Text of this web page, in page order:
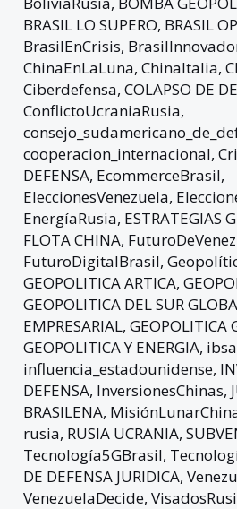
BRASIL LO SUPERO, BRASIL
BrasilEnCrisis,
ChinaEnLaLuna,ChinaItalia,
Ciberdefensa,COLAPSO DE
ConflictoUcraniaRusia,
cooperacion_internacional,
DEFENSA, EcommerceBrasil,
EleccionesVenezuela,
EnergíaRusia, ESTRATEGIAS
FLOTA CHINA,
FuturoDigitalBrasil,
GEOPOLITICA ARTICA,
GEOPOLITICA DEL SUR
EMPRESARIAL,GEOPOLITICA
GEOPOLITICA Y ENERGIA, ibsa
influencia_estadounidense,
DEFENSA, InversionesChinas,
BRASILENA,
rusia, RUSIA UCRANIA,
Tecnología5GBrasil,
DE DEFENSA JURIDICA,
VenezuelaDecide,